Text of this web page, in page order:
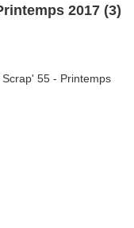
2017 (3)